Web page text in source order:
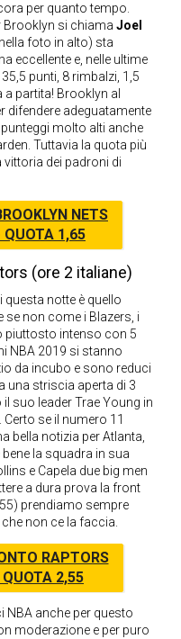
per quanto tempo.
Brooklyn si chiama Joel
foto in alto) sta
eccellente e, nelle ultime
punti, 8 rimbalzi, 1,5
partita! Brooklyn al
adeguatamente
molto alti anche
Tuttavia la quota più
vittoria dei padroni di
NETS
QUOTA 1,65
(ore 2 italiane)
questa notte è quello
non come i Blazers, i
piuttosto intenso con 5
NBA 2019 si stanno
da incubo e sono reduci
una striscia aperta di 3
suo leader Trae Young in
se il numero 11
bella notizia per Atlanta,
la squadra in sua
e Capela due big men
a dura prova la front
prendiamo sempre
non ce la faccia.
RAPTORS
2,55
anche per questo
moderazione e per puro